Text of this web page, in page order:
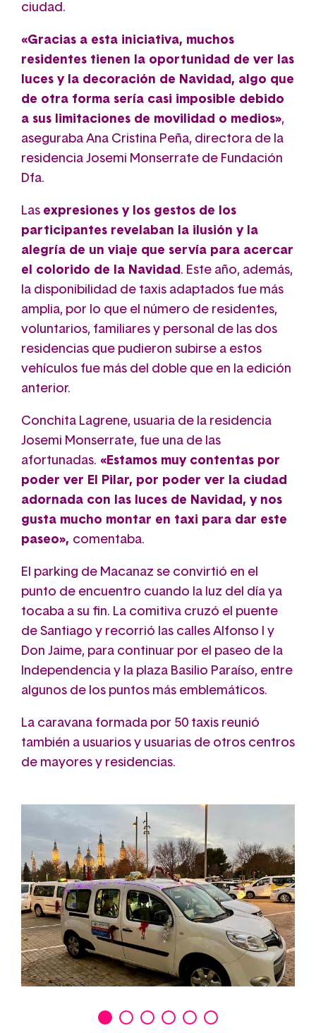
ciudad.
«Gracias a esta iniciativa, muchos
residentes tienen la oportunidad de ver las
luces y la decoración de Navidad, algo que
de otra forma sería casi imposible debido
a sus limitaciones de movilidad o medios»,
aseguraba Ana Cristina Peña, directora de la
residencia Josemi Monserrate de Fundación
Dfa.
Las expresiones y los gestos de los
participantes revelaban la ilusión y la
alegría de un viaje que servía para acercar
el colorido de la Navidad . Este año, además,
la disponibilidad de taxis adaptados fue más
amplia, por lo que el número de residentes,
voluntarios, familiares y personal de las dos
residencias que pudieron subirse a estos
vehículos fue más del doble que en la edición
anterior.
Conchita Lagrene, usuaria de la residencia
Josemi Monserrate, fue una de las
afortunadas. «Estamos muy contentas por
poder ver El Pilar, por poder ver la ciudad
adornada con las luces de Navidad, y nos
gusta mucho montar en taxi para dar este
paseo», comentaba.
El parking de Macanaz se convirtió en el
punto de encuentro cuando la luz del día ya
tocaba a su fin. La comitiva cruzó el puente
de Santiago y recorrió las calles Alfonso I y
Don Jaime, para continuar por el paseo de la
Independencia y la plaza Basilio Paraíso, entre
algunos de los puntos más emblemáticos.
La caravana formada por 50 taxis reunió
también a usuarios y usuarias de otros centros
de mayores y residencias.